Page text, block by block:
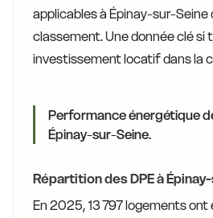
applicables à Épinay-sur-
classement. Une donnée clé si
investissement locatif dans la
Performance énergétique
Épinay-sur-Seine.
Répartition des DPE à
En 2025, 13 797 logements ont